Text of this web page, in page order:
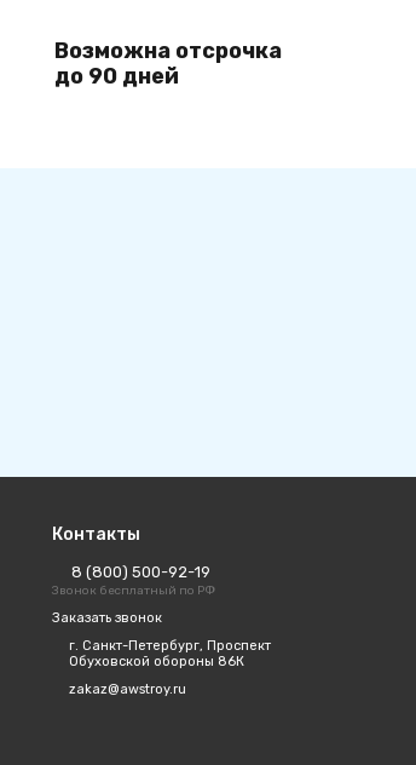
Возможна отсрочка
до 90 дней
Контакты
8 (800) 500-92-19
Звонок бесплатный по РФ
Заказать звонок
г. Санкт-Петербург, Проспект
Обуховской обороны 86К
zakaz@awstroy.ru